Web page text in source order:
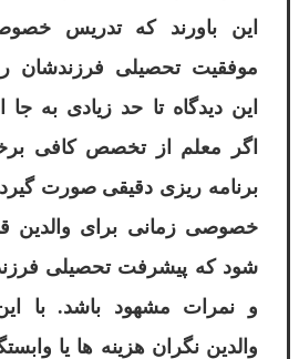
این باورند که تدریس
موفقیت تحصیلی فرزندشان
این دیدگاه تا حد زیادی به
اگر معلم از تخصص کافی
برنامه ریزی دقیقی صورت
خصوصی زمانی برای والدین
شود که پیشرفت تحصیلی
و نمرات مشهود باشد. با
والدین نگران هزینه ها یا